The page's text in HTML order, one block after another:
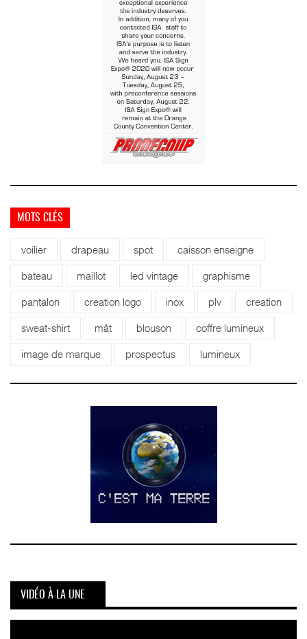
MOTS CLÉS
voilier drapeau spot caisson enseigne
bateau maillot led vintage graphisme
pantalon creation logo inox plv creation
sweat-shirt mât blouson coffre lumineux
image de marque prospectus lumineux
VIDÉO À LA UNE